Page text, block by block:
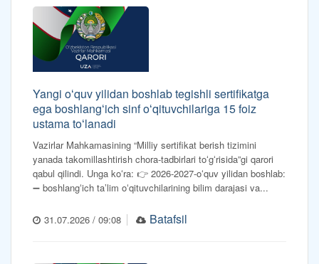
Yangi oʻquv yilidan boshlab tegishli sertifikatga
ega boshlangʻich sinf oʻqituvchilariga 15 foiz
ustama toʻlanadi
Vazirlar Mahkamasining “Milliy sertifikat berish tizimini
yanada takomillashtirish chora-tadbirlari toʻgʻrisida”gi qarori
qabul qilindi. Unga koʻra: 👉 2026-2027-oʻquv yilidan boshlab:
➖ boshlangʻich taʼlim oʻqituvchilarining bilim darajasi va...
31.07.2026 / 09:08 Batafsil